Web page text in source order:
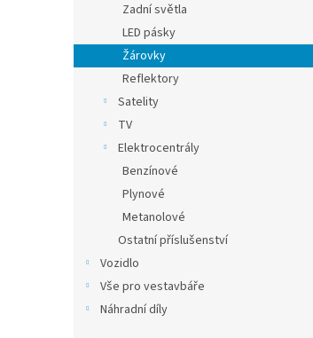
Zadní světla
LED pásky
Žárovky
Reflektory
Satelity
TV
Elektrocentrály
Benzínové
Plynové
Metanolové
Ostatní příslušenství
Vozidlo
Vše pro vestavbáře
Náhradní díly